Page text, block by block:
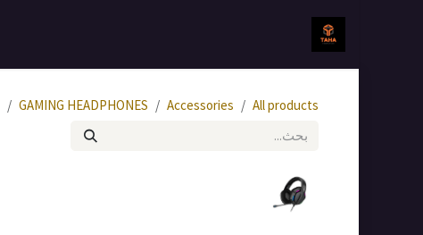
All products
Accessories
GAMING HEADPHONES